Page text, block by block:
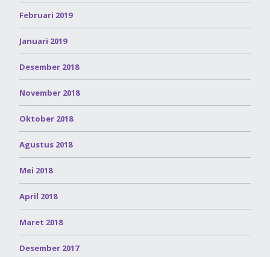
Februari 2019
Januari 2019
Desember 2018
November 2018
Oktober 2018
Agustus 2018
Mei 2018
April 2018
Maret 2018
Desember 2017